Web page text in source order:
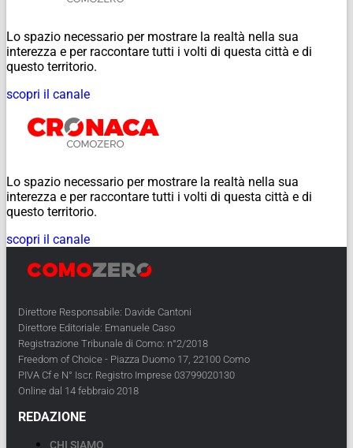
Lo spazio necessario per mostrare la realtà nella sua
interezza e per raccontare tutti i volti di questa città e di
questo territorio.
scopri il canale
Lo spazio necessario per mostrare la realtà nella sua
interezza e per raccontare tutti i volti di questa città e di
questo territorio.
scopri il canale
Direttore Responsabile: Davide Cantoni
Direttore Editoriale: Emanuele Caso
Registrazione Tribunale di Como: n°2/2018
Freedom of Choice - Piazza Duomo 17, 22100 Como
PIVA Cf e N° Iscr. Registro Imprese 03799020130
Online dal 14 febbraio 2018
REDAZIONE
CHI SIAMO